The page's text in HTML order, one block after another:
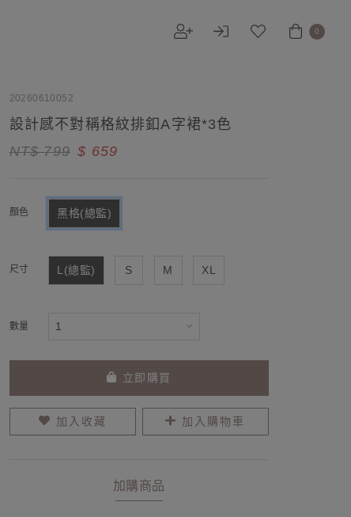
0
20260610052
設計感不對稱格紋排釦A字裙*3色
NT$ 799 $ 659
顏色 黑格(總監)
尺寸 L(總監) S M XL
數量
立即購買
加入收藏 加入購物車
加購商品